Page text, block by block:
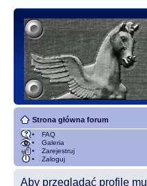
Strona główna forum
FAQ
Galeria
Zarejestruj
Zaloguj
Aby przeglądać profile